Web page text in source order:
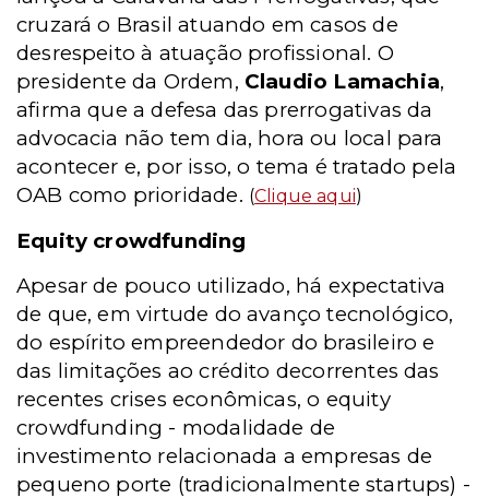
cruzará o Brasil atuando em casos de
desrespeito à atuação profissional. O
presidente da Ordem, Claudio Lamachia,
afirma que a defesa das prerrogativas da
advocacia não tem dia, hora ou local para
acontecer e, por isso, o tema é tratado pela
OAB como prioridade. (Clique aqui)
Equity crowdfunding
Apesar de pouco utilizado, há expectativa
de que, em virtude do avanço tecnológico,
do espírito empreendedor do brasileiro e
das limitações ao crédito decorrentes das
recentes crises econômicas, o equity
crowdfunding - modalidade de
investimento relacionada a empresas de
pequeno porte (tradicionalmente startups) -